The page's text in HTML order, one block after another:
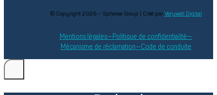
© Copyright 2026 – Spherea Group | Créé par Verywell Digital
Mentions légales
Politique de confidentialité
Mécanisme de réclamation
Code de conduite